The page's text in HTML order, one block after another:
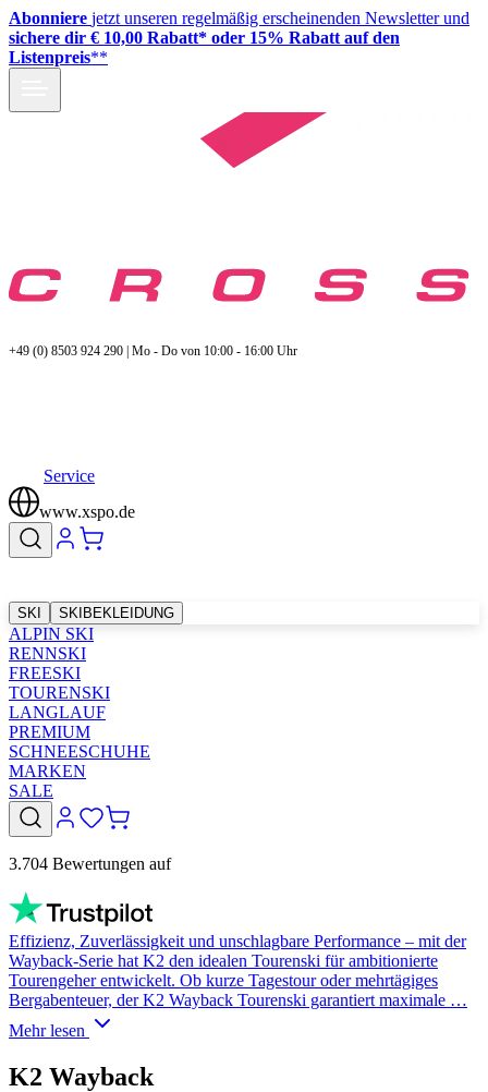
Abonniere jetzt unseren regelmäßig erscheinenden Newsletter und
sichere dir € 10,00 Rabatt* oder 15% Rabatt auf den
Listenpreis**
+49 (0) 8503 924 290 | Mo - Do von 10:00 - 16:00 Uhr
Service
www.xspo.de
SKI SKIBEKLEIDUNG
ALPIN SKI
RENNSKI
FREESKI
TOURENSKI
LANGLAUF
PREMIUM
SCHNEESCHUHE
MARKEN
SALE
3.704 Bewertungen auf
Effizienz, Zuverlässigkeit und unschlagbare Performance – mit der
Wayback-Serie hat K2 den idealen Tourenski für ambitionierte
Tourengeher entwickelt. Ob kurze Tagestour oder mehrtägiges
Bergabenteuer, der K2 Wayback Tourenski garantiert maximale …
Mehr lesen
K2 Wayback